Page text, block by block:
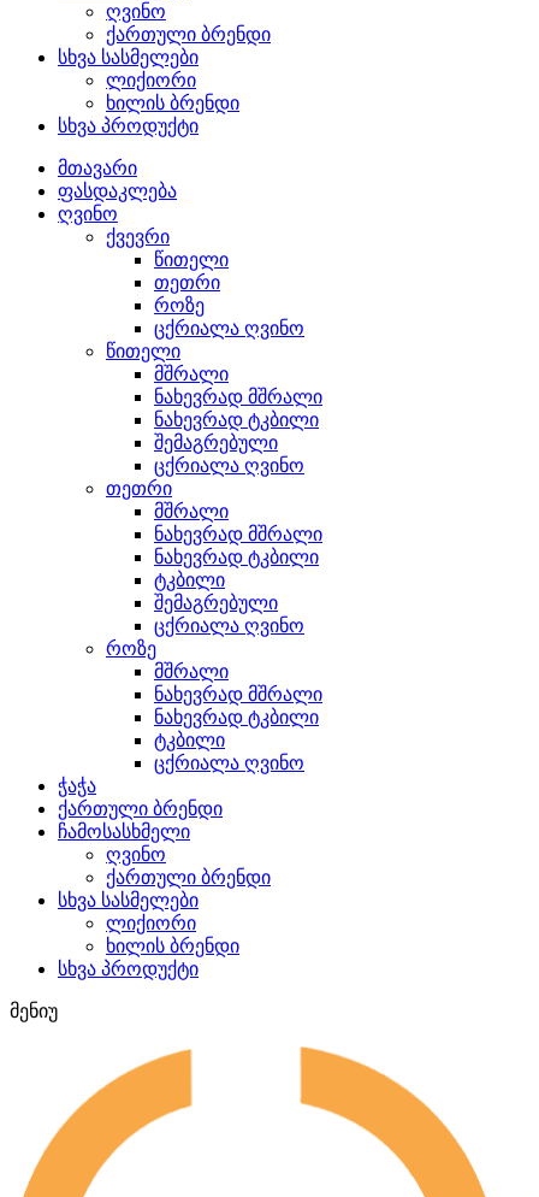
ღვინო
ქართული ბრენდი
სხვა სასმელები
ლიქიორი
ხილის ბრენდი
სხვა პროდუქტი
მთავარი
ფასდაკლება
ღვინო
ქვევრი
წითელი
თეთრი
როზე
ცქრიალა ღვინო
წითელი
მშრალი
ნახევრად მშრალი
ნახევრად ტკბილი
შემაგრებული
ცქრიალა ღვინო
თეთრი
მშრალი
ნახევრად მშრალი
ნახევრად ტკბილი
ტკბილი
შემაგრებული
ცქრიალა ღვინო
როზე
მშრალი
ნახევრად მშრალი
ნახევრად ტკბილი
ტკბილი
ცქრიალა ღვინო
ჭაჭა
ქართული ბრენდი
ჩამოსასხმელი
ღვინო
ქართული ბრენდი
სხვა სასმელები
ლიქიორი
ხილის ბრენდი
სხვა პროდუქტი
მენიუ